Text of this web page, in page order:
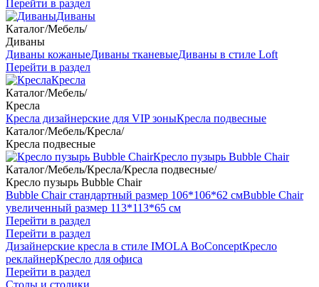
Перейти в раздел
Диваны
Каталог/Мебель/
Диваны
Диваны кожаныеДиваны тканевыеДиваны в стиле Loft
Перейти в раздел
Кресла
Каталог/Мебель/
Кресла
Кресла дизайнерские для VIP зоныКресла подвесные
Каталог/Мебель/Кресла/
Кресла подвесные
Кресло пузырь Bubble Chair
Каталог/Мебель/Кресла/Кресла подвесные/
Кресло пузырь Bubble Chair
Bubble Chair стандартный размер 106*106*62 смBubble Chair
увеличенный размер 113*113*65 см
Перейти в раздел
Перейти в раздел
Дизайнерские кресла в стиле IMOLA BoConceptКресло
реклайнерКресло для офиса
Перейти в раздел
Столы и столики